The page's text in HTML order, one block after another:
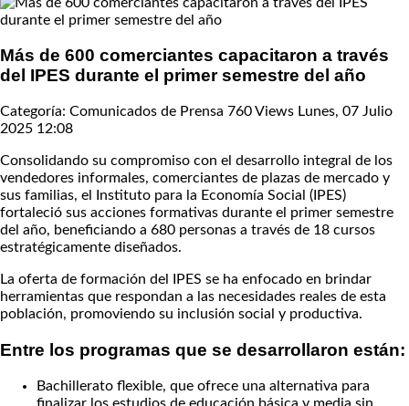
Más de 600 comerciantes capacitaron a través
del IPES durante el primer semestre del año
Categoría: Comunicados de Prensa 760 Views Lunes, 07 Julio
2025 12:08
Consolidando su compromiso con el desarrollo integral de los
vendedores informales, comerciantes de plazas de mercado y
sus familias, el Instituto para la Economía Social (IPES)
fortaleció sus acciones formativas durante el primer semestre
del año, beneficiando a 680 personas a través de 18 cursos
estratégicamente diseñados.
La oferta de formación del IPES se ha enfocado en brindar
herramientas que respondan a las necesidades reales de esta
población, promoviendo su inclusión social y productiva.
Entre los programas que se desarrollaron están:
Bachillerato flexible, que ofrece una alternativa para
finalizar los estudios de educación básica y media sin